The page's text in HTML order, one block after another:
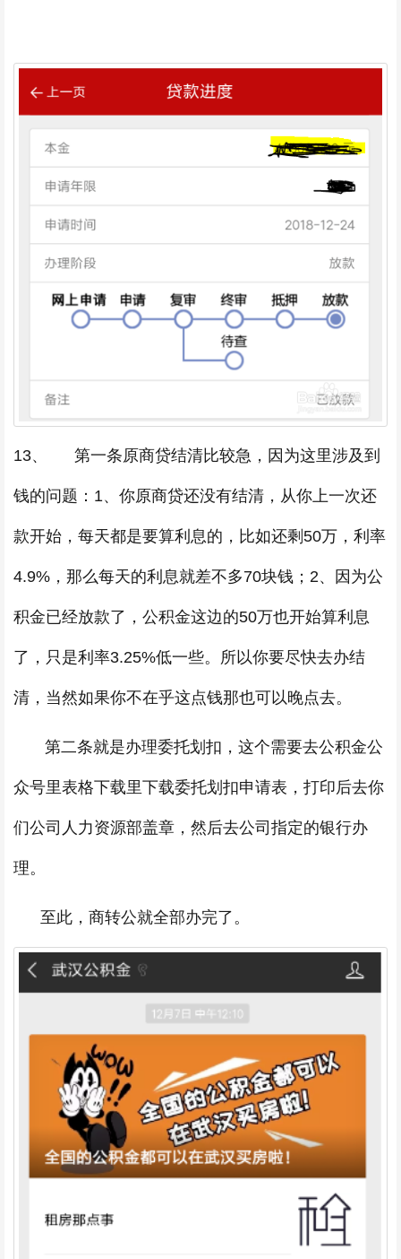
13、 第一条原商贷结清比较急，因为这里涉及到
钱的问题：1、你原商贷还没有结清，从你上一次还
款开始，每天都是要算利息的，比如还剩50万，利率
4.9%，那么每天的利息就差不多70块钱；2、因为公
积金已经放款了，公积金这边的50万也开始算利息
了，只是利率3.25%低一些。所以你要尽快去办结
清，当然如果你不在乎这点钱那也可以晚点去。
第二条就是办理委托划扣，这个需要去公积金公
众号里表格下载里下载委托划扣申请表，打印后去你
们公司人力资源部盖章，然后去公司指定的银行办
理。
至此，商转公就全部办完了。